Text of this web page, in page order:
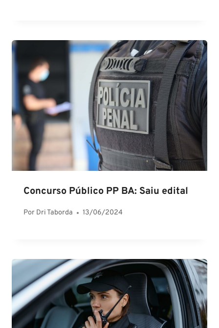
Concurso Público PP BA: Saiu edital
Por Dri Taborda 13/06/2024